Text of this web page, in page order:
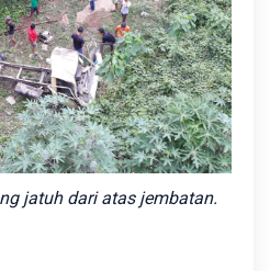
jatuh dari atas jembatan.